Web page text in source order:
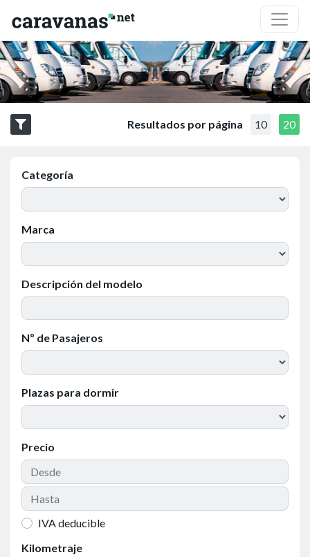
Resultados por página 10 20
Categoría
Marca
Descripción del modelo
Nº de Pasajeros
Plazas para dormir
Precio
IVA deducible
Kilometraje